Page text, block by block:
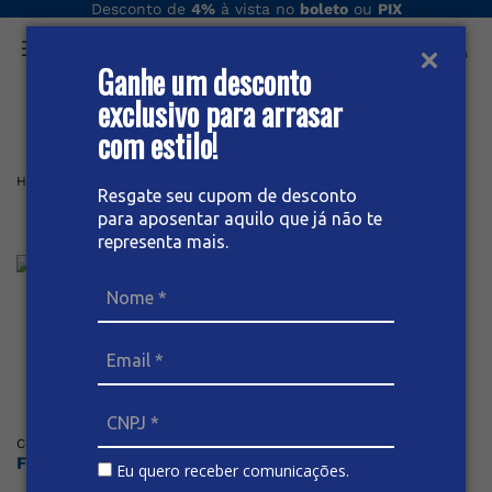
Ganhe um desconto
exclusivo para arrasar
com estilo!
Resgate seu cupom de desconto
para aposentar aquilo que já não te
representa mais.
Eu quero receber comunicações.
Desconto de 4%à vista no boletoou PIX
O que você procura hoje?
Home
Short Jeans Feminino
Posicione o mouse sob a imagem para dar zoom
Código 62243 BIVIK (0)
Faça o login ou cadastre-se para ver os preços